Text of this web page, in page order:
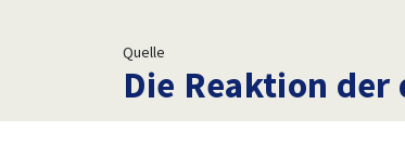
Quelle
Die Reaktion